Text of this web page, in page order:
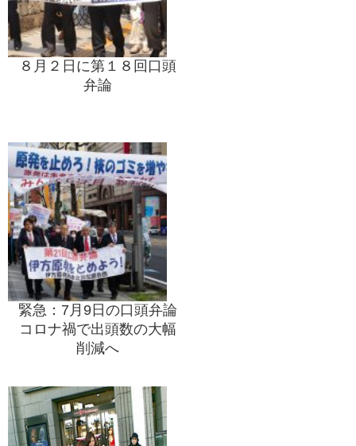
８月２日に第１８回口頭
弁論
緊急：7月9日の口頭弁論
コロナ禍で出頭数の大幅
削減へ